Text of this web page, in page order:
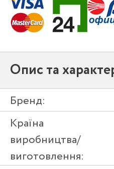
Опис та
Бренд:
Країна
виробництва/
виготовлення: